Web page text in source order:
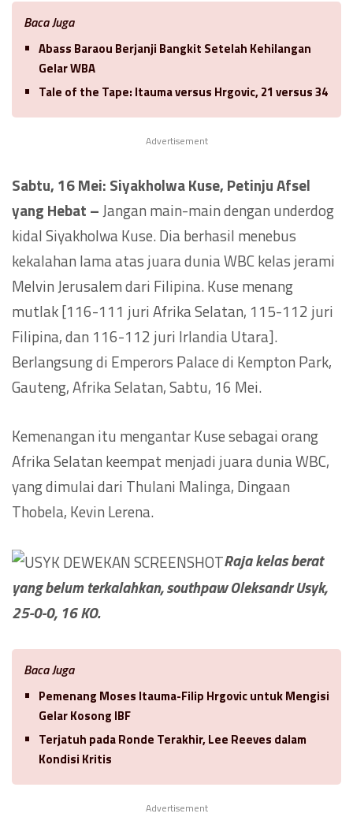
Baca Juga
Abass Baraou Berjanji Bangkit Setelah Kehilangan
Gelar WBA
Tale of the Tape: Itauma versus Hrgovic, 21 versus 34
Advertisement
Sabtu, 16 Mei: Siyakholwa Kuse, Petinju Afsel
yang Hebat –Jangan main-main dengan underdog
kidal Siyakholwa Kuse. Dia berhasil menebus
kekalahan lama atas juara dunia WBC kelas jerami
Melvin Jerusalem dari Filipina. Kuse menang
mutlak [116-111 juri Afrika Selatan, 115-112 juri
Filipina, dan 116-112 juri Irlandia Utara].
Berlangsung di Emperors Palace di Kempton Park,
Gauteng, Afrika Selatan, Sabtu, 16 Mei.
Kemenangan itu mengantar Kuse sebagai orang
Afrika Selatan keempat menjadi juara dunia WBC,
yang dimulai dari Thulani Malinga, Dingaan
Thobela, Kevin Lerena.
Raja kelas berat
yang belum terkalahkan, southpaw Oleksandr Usyk,
25-0-0, 16 KO.
Baca Juga
Pemenang Moses Itauma-Filip Hrgovic untuk Mengisi
Gelar Kosong IBF
Terjatuh pada Ronde Terakhir, Lee Reeves dalam
Kondisi Kritis
Advertisement